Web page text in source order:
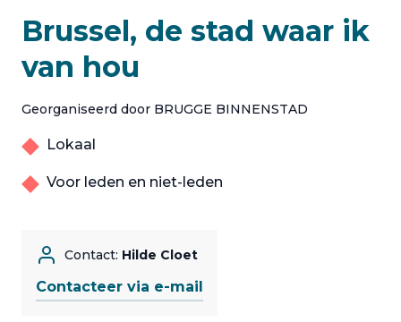
Brussel, de stad waar ik
van hou
Georganiseerd door BRUGGE BINNENSTAD
Lokaal
Voor leden en niet-leden
Contact: Hilde Cloet
Contacteer via e-mail